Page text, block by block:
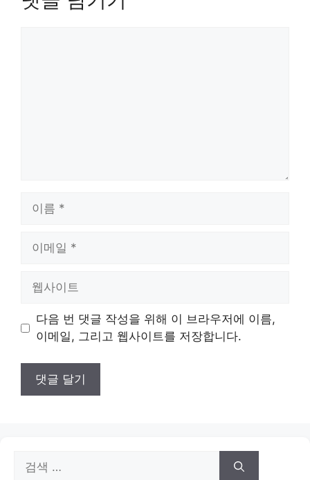
트
다음 번 댓글 작성을 위해 이 브라우저에 이름,
이메일, 그리고 웹사이트를 저장합니다.
색: